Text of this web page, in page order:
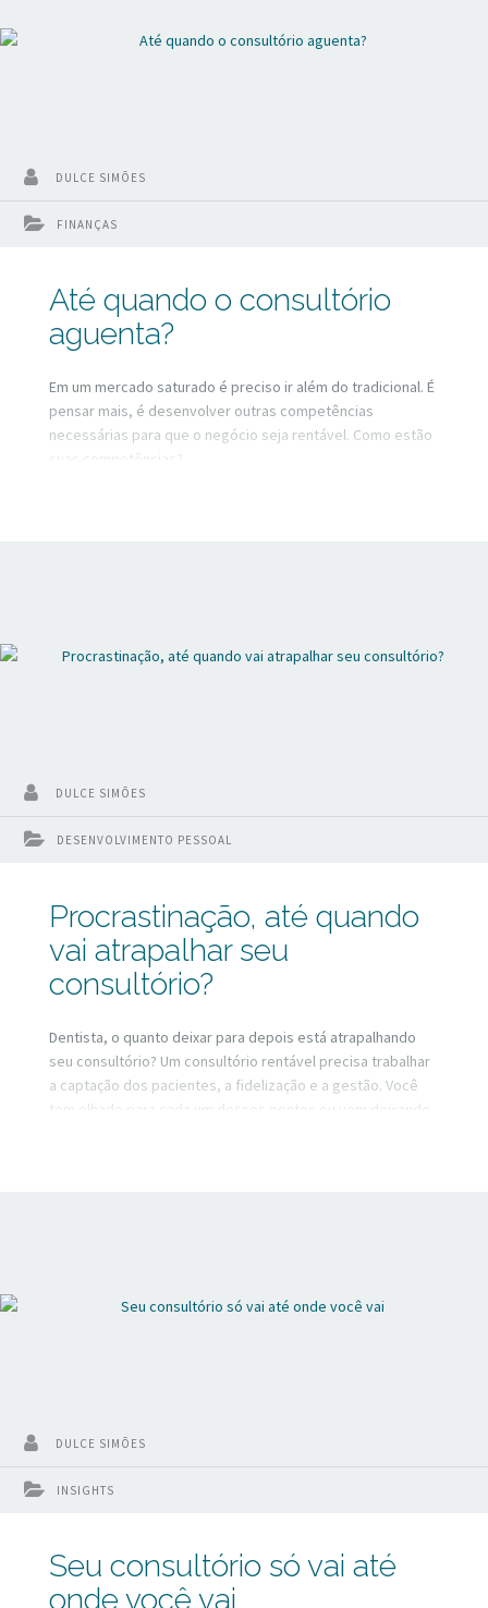
FINANÇAS
DULCE SIMÕES
Até quando o consultório
aguenta?
Em um mercado saturado é preciso ir além do tradicional. É
pensar mais, é desenvolver outras competências
necessárias para que o negócio seja rentável. Como estão
suas competências?
DESENVOLVIMENTO PESSOAL
DULCE SIMÕES
Procrastinação, até quando
vai atrapalhar seu
consultório?
Dentista, o quanto deixar para depois está atrapalhando
seu consultório? Um consultório rentável precisa trabalhar
a captação dos pacientes, a fidelização e a gestão. Você
tem olhado para cada um desses pontos ou vem deixando
INSIGHTS
DULCE SIMÕES
Seu consultório só vai até
onde você vai